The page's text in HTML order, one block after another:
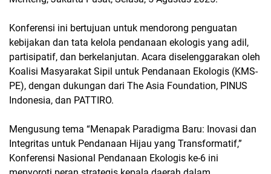
Konferensi ini bertujuan untuk mendorong penguatan
kebijakan dan tata kelola pendanaan ekologis yang adil,
partisipatif, dan berkelanjutan. Acara diselenggarakan oleh
Koalisi Masyarakat Sipil untuk Pendanaan Ekologis (KMS-
PE), dengan dukungan dari The Asia Foundation, PINUS
Indonesia, dan PATTIRO.
Mengusung tema “Menapak Paradigma Baru: Inovasi dan
Integritas untuk Pendanaan Hijau yang Transformatif,”
Konferensi Nasional Pendanaan Ekologis ke-6 ini